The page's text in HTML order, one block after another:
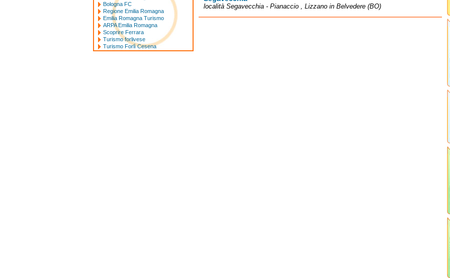
località Segavecchia - Pianaccio , Lizzano in Belvedere (BO)
Bologna FC
Regione Emilia Romagna
Emilia Romagna Turismo
ARPA Emilia Romagna
Scoprire Ferrara
Turismo forlivese
Turismo Forlì Cesena